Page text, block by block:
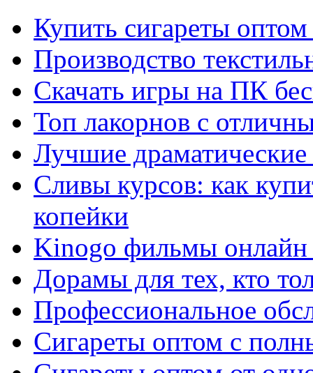
Купить сигареты
Производство
Скачать игры на ПК
Топ лакорнов с
Лучшие
Сливы курсов: как
копейки
Kinogo фильмы онлайн
Дорамы для тех, кто
Профессиональное
Сигареты оптом с